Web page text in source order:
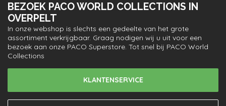
BEZOEK PACO WORLD COLLECTIONS IN
OVERPELT
In onze webshop is slechts een gedeelte van het grote
assortiment verkrijgbaar. Graag nodigen wij u uit voor een
bezoek aan onze PACO Superstore. Tot snel bij PACO World
Collections
KLANTENSERVICE